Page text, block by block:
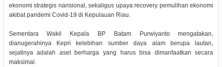
ekonomi strategis nansional, sekaligus upaya recovery pemulihan ekonomi
akibat pandemi Covid-19 di Kepulauan Riau.
Sementara Wakil Kepala BP Batam Purwiyanto mengatakan,
dianugerahinya Kepri kelebihan sumber daya alam berupa lautan,
sejatinya adalah aset berharga yang harus bisa dimanfaatkan secara
maksimal.